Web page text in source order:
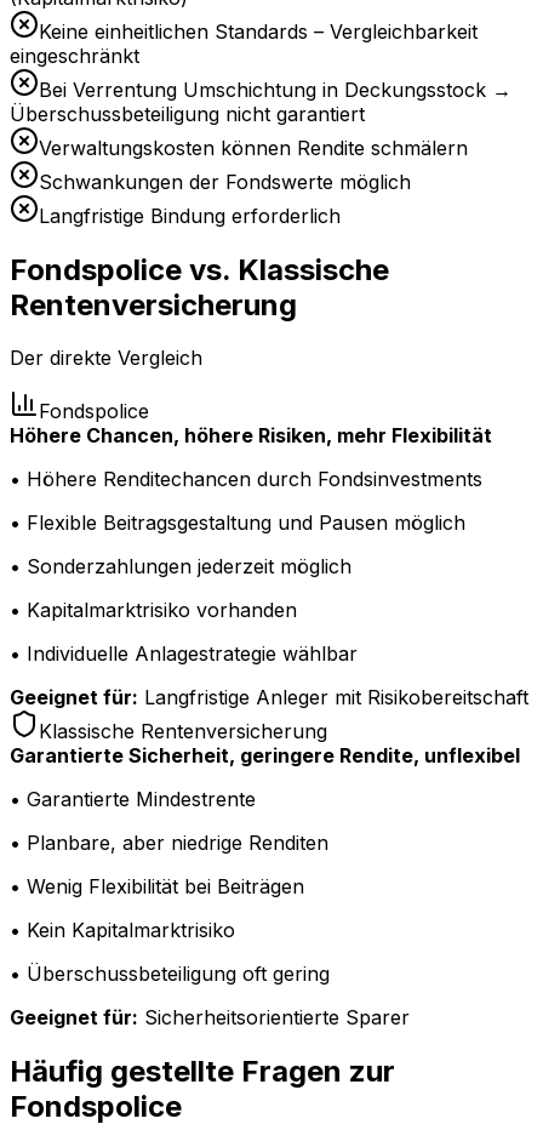
Keine einheitlichen Standards – Vergleichbarkeit
eingeschränkt
Bei Verrentung Umschichtung in Deckungsstock →
Überschussbeteiligung nicht garantiert
Verwaltungskosten können Rendite schmälern
Schwankungen der Fondswerte möglich
Langfristige Bindung erforderlich
Fondspolice vs. Klassische
Rentenversicherung
Der direkte Vergleich
Fondspolice
Höhere Chancen, höhere Risiken, mehr Flexibilität
• Höhere Renditechancen durch Fondsinvestments
• Flexible Beitragsgestaltung und Pausen möglich
• Sonderzahlungen jederzeit möglich
• Kapitalmarktrisiko vorhanden
• Individuelle Anlagestrategie wählbar
Geeignet für: Langfristige Anleger mit Risikobereitschaft
Klassische Rentenversicherung
Garantierte Sicherheit, geringere Rendite, unflexibel
• Garantierte Mindestrente
• Planbare, aber niedrige Renditen
• Wenig Flexibilität bei Beiträgen
• Kein Kapitalmarktrisiko
• Überschussbeteiligung oft gering
Geeignet für: Sicherheitsorientierte Sparer
Häufig gestellte Fragen zur
Fondspolice